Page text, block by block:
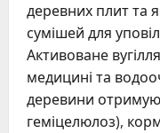
деревних плит та
сумішей для
Активоване
медицині та
деревини
геміцелюлоз),